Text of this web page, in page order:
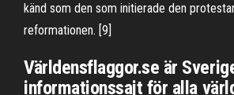
känd som den som initierade den
reformationen. [9]
Världensflaggor.se är
informationssajt för alla